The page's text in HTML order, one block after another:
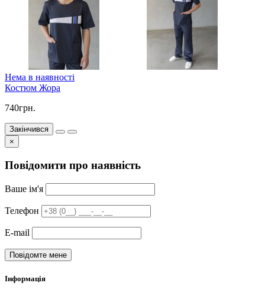
Нема в наявності
Костюм Жора
740грн.
Закінчився
×
Повідомити про наявність
Ваше ім'я
Телефон
E-mail
Повідомте мене
Інформація